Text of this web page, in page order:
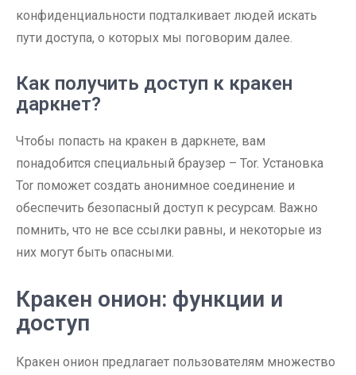
конфиденциальности подталкивает людей искать
пути доступа, о которых мы поговорим далее.
Как получить доступ к кракен
даркнет?
Чтобы попасть на кракен в даркнете, вам
понадобится специальный браузер – Tor. Установка
Tor поможет создать анонимное соединение и
обеспечить безопасный доступ к ресурсам. Важно
помнить, что не все ссылки равны, и некоторые из
них могут быть опасными.
Кракен онион: функции и
доступ
Кракен онион предлагает пользователям множество